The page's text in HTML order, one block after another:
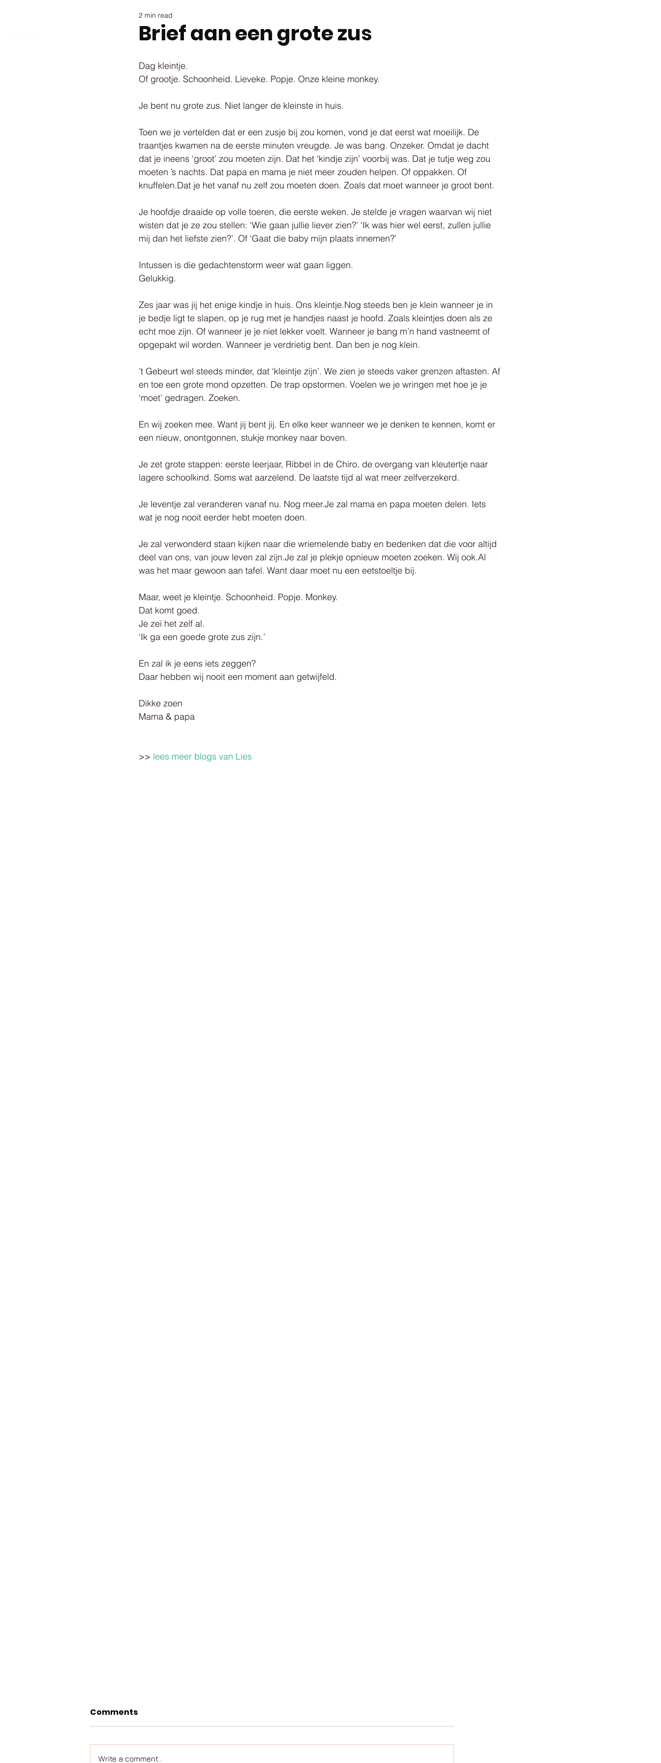
Brief aan een grote zus
2 min read
Dag kleintje.
Of grootje. Schoonheid. Lieveke. Popje. Onze kleine monkey.
Je bent nu grote zus. Niet langer de kleinste in huis.
Toen we je vertelden dat er een zusje bij zou komen, vond je dat eerst wat moeilijk. De
traantjes kwamen na de eerste minuten vreugde. Je was bang. Onzeker. Omdat je dacht
dat je ineens ‘groot’ zou moeten zijn. Dat het ‘kindje zijn’ voorbij was. Dat je tutje weg zou
moeten ’s nachts. Dat papa en mama je niet meer zouden helpen. Of oppakken. Of
knuffelen.Dat je het vanaf nu zelf zou moeten doen. Zoals dat moet wanneer je groot bent.
Je hoofdje draaide op volle toeren, die eerste weken. Je stelde je vragen waarvan wij niet
wisten dat je ze zou stellen: ‘Wie gaan jullie liever zien?’ ‘Ik was hier wel eerst, zullen jullie
mij dan het liefste zien?’. Of ‘Gaat die baby mijn plaats innemen?’
Intussen is die gedachtenstorm weer wat gaan liggen.
Gelukkig.
Zes jaar was jij het enige kindje in huis. Ons kleintje.Nog steeds ben je klein wanneer je in
je bedje ligt te slapen, op je rug met je handjes naast je hoofd. Zoals kleintjes doen als ze
echt moe zijn. Of wanneer je je niet lekker voelt. Wanneer je bang m’n hand vastneemt of
opgepakt wil worden. Wanneer je verdrietig bent. Dan ben je nog klein.
’t Gebeurt wel steeds minder, dat ‘kleintje zijn’. We zien je steeds vaker grenzen aftasten. Af
en toe een grote mond opzetten. De trap opstormen. Voelen we je wringen met hoe je je
‘moet’ gedragen. Zoeken.
En wij zoeken mee. Want jij bent jij. En elke keer wanneer we je denken te kennen, komt er
een nieuw, onontgonnen, stukje monkey naar boven.
Je zet grote stappen: eerste leerjaar, Ribbel in de Chiro, de overgang van kleutertje naar
lagere schoolkind. Soms wat aarzelend. De laatste tijd al wat meer zelfverzekerd.
Je leventje zal veranderen vanaf nu. Nog meer.Je zal mama en papa moeten delen. Iets
wat je nog nooit eerder hebt moeten doen.
Je zal verwonderd staan kijken naar die wriemelende baby en bedenken dat die voor altijd
deel van ons, van jouw leven zal zijn.Je zal je plekje opnieuw moeten zoeken. Wij ook.Al
was het maar gewoon aan tafel. Want daar moet nu een eetstoeltje bij.
Maar, weet je kleintje. Schoonheid. Popje. Monkey.
Dat komt goed.
Je zei het zelf al.
‘Ik ga een goede grote zus zijn.’
En zal ik je eens iets zeggen?
Daar hebben wij nooit een moment aan getwijfeld.
Dikke zoen
Mama & papa
>> lees meer blogs van Lies
Comments
Write a comment...